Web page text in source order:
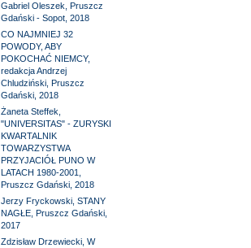
Gabriel Oleszek, Pruszcz
Gdański - Sopot, 2018
CO NAJMNIEJ 32
POWODY, ABY
POKOCHAĆ NIEMCY,
redakcja Andrzej
Chludziński, Pruszcz
Gdański, 2018
Żaneta Steffek,
"UNIVERSITAS" - ZURYSKI
KWARTALNIK
TOWARZYSTWA
PRZYJACIÓŁ PUNO W
LATACH 1980-2001,
Pruszcz Gdański, 2018
Jerzy Fryckowski, STANY
NAGŁE, Pruszcz Gdański,
2017
Zdzisław Drzewiecki, W